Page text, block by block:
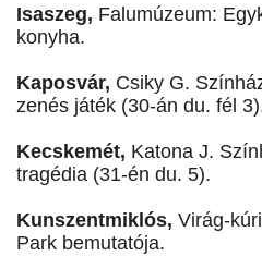
Isaszeg, Falumúzeum:
konyha.
Kaposvár, Csiky G.
zenés játék (30-án du. fél
Kecskemét, Katona J.
tragédia (31-én du. 5).
Kunszentmiklós, Virág-
Park bemutatója.